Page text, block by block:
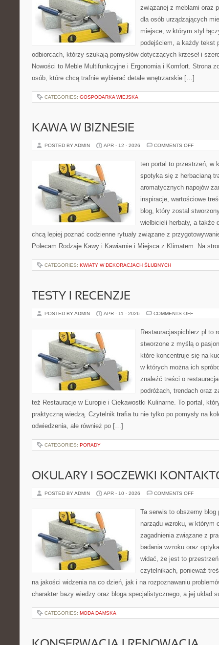
związanej z meblami oraz
dla osób urządzających
miejsce, w którym styl
podejściem, a każdy tekst
odbiorcach, którzy szukają pomysłów dotyczących krzeseł i
Nowości to Meble Multifunkcyjne i Ergonomia i Komfort. Strona
osób, które chcą trafnie wybierać detale wnętrzarskie […]
CATEGORIES: GOSPODARKA WIEJSKA
KAWA W BIZNESIE
POSTED BY ADMIN APR - 12 - 2026 COMMENTS OFFON
BIZNESIE
ten portal to przestrzeń, w
spotyka się z herbacianą
aromatycznych napojów
inspiracje, wartościowe
blog, który został
wielbicieli herbaty, a także
chcą lepiej poznać codzienne rytuały związane z
Polecam Rodzaje Kawy i Kawiarnie i Miejsca z Klimatem. Na
CATEGORIES: KWIATY W DEKORACJACH ŚLUBNYCH
TESTY I RECENZJE
POSTED BY ADMIN APR - 11 - 2026 COMMENTS OFFON
RECENZJE
Restauracjaspichlerz.pl to
stworzone z myślą o
które koncentruje się na
w których można ich
znaleźć treści o
podróżach, trendach oraz
też Restauracje w Europie i Ciekawostki Kulinarne. To portal,
praktyczną wiedzą. Czytelnik trafia tu nie tylko po pomysły na
odwiedzenia, ale również po […]
CATEGORIES: PORADY
OKULARY I SOCZEWKI
POSTED BY ADMIN APR - 10 - 2026 COMMENTS OFFON
SOCZEWKI
Ta serwis to obszerny
narządu wzroku, w którym
zagadnienia związane z
badania wzroku oraz
widać, że jest to
czytelnikach, ponieważ
na jakości widzenia na co dzień, jak i na rozpoznawaniu
charakter bazy wiedzy oraz bloga specjalistycznego, a jej układ
CATEGORIES: MODA DAMSKA